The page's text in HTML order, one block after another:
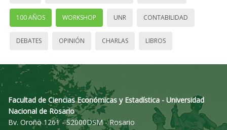
100 AÑOS WORKSHOP UNR CONTABILIDAD
DEBATES OPINIÓN CHARLAS LIBROS
Facultad de Ciencias Económicas y Estadística - Universidad
Nacional de Rosario
Bv. Oroño 1261 - S2000DSM - Rosario